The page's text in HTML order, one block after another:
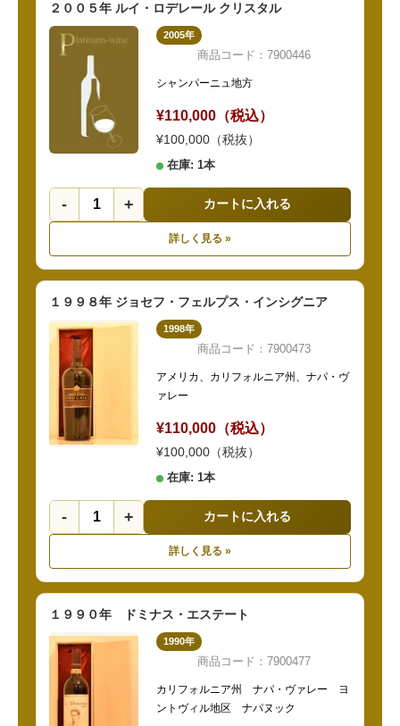
２００５年 ルイ・ロデレール クリスタル
2005年
商品コード：7900446
シャンパーニュ地方
¥110,000（税込）
¥100,000（税抜）
在庫: 1本
- + カートに入れる
詳しく見る »
１９９８年 ジョセフ・フェルプス・インシグニア
1998年
商品コード：7900473
アメリカ、カリフォルニア州、ナパ・ヴ
ァレー
¥110,000（税込）
¥100,000（税抜）
在庫: 1本
- + カートに入れる
詳しく見る »
１９９０年 ドミナス・エステート
1990年
商品コード：7900477
カリフォルニア州 ナパ・ヴァレー ヨ
ントヴィル地区 ナパヌック